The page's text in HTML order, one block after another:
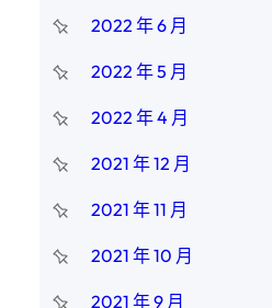
2022 年 6 月
2022 年 5 月
2022 年 4 月
2021 年 12 月
2021 年 11 月
2021 年 10 月
2021 年 9 月